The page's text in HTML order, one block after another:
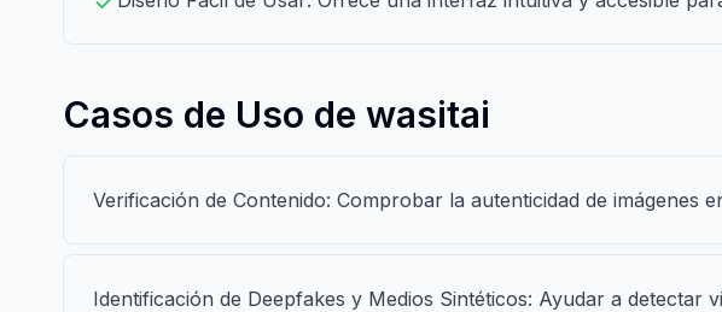
Casos de Uso de wasitai
Verificación de Contenido: Comprobar la autenticidad de imágenes
Identificación de Deepfakes y Medios Sintéticos: Ayudar a detectar